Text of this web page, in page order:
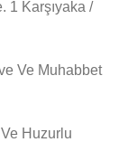
1 Karşıyaka /
Ve Muhabbet
Huzurlu